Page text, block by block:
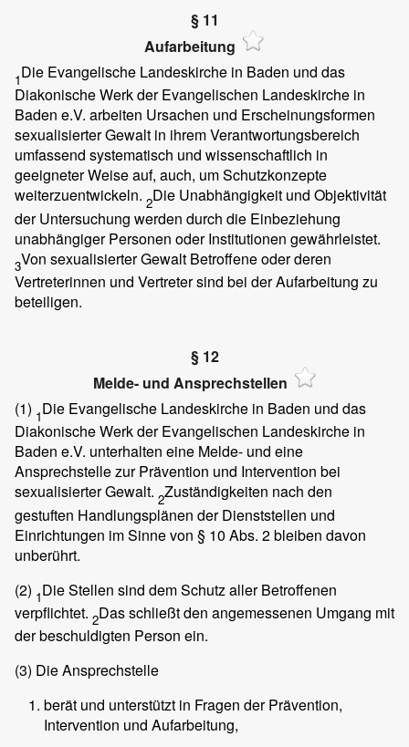
§ 11
Aufarbeitung
1Die Evangelische Landeskirche in Baden und das
Diakonische Werk der Evangelischen Landeskirche in
Baden e.V. arbeiten Ursachen und Erscheinungsformen
sexualisierter Gewalt in ihrem Verantwortungsbereich
umfassend systematisch und wissenschaftlich in
geeigneter Weise auf, auch, um Schutzkonzepte
weiterzuentwickeln. 2Die Unabhängigkeit und Objektivität
der Untersuchung werden durch die Einbeziehung
unabhängiger Personen oder Institutionen gewährleistet.
3Von sexualisierter Gewalt Betroffene oder deren
Vertreterinnen und Vertreter sind bei der Aufarbeitung zu
beteiligen.
§ 12
Melde- und Ansprechstellen
(1) 1Die Evangelische Landeskirche in Baden und das
Diakonische Werk der Evangelischen Landeskirche in
Baden e.V. unterhalten eine Melde- und eine
Ansprechstelle zur Prävention und Intervention bei
sexualisierter Gewalt. 2Zuständigkeiten nach den
gestuften Handlungsplänen der Dienststellen und
Einrichtungen im Sinne von § 10 Abs. 2 bleiben davon
unberührt.
(2) 1Die Stellen sind dem Schutz aller Betroffenen
verpflichtet. 2Das schließt den angemessenen Umgang mit
der beschuldigten Person ein.
(3) Die Ansprechstelle
berät und unterstützt in Fragen der Prävention,
Intervention und Aufarbeitung,